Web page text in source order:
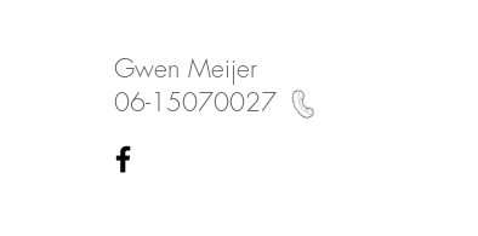
Gwen Meijer
06-15070027